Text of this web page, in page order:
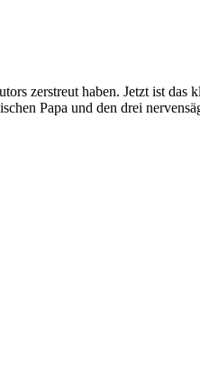
zerstreut haben. Jetzt ist
Papa und den drei